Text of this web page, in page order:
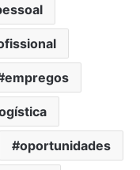
empregos
oportunidades